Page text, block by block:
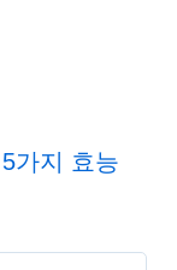
가지 효능